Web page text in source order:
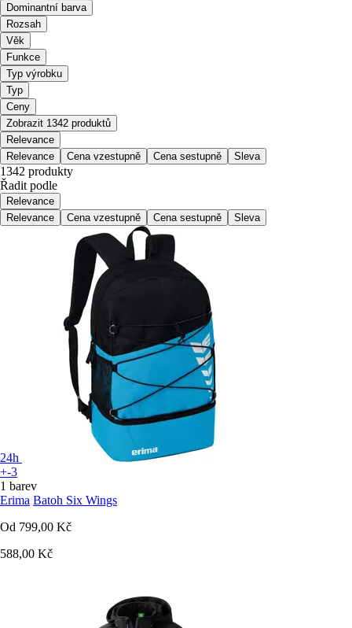
Dominantní barva
Rozsah
Věk
Funkce
Typ výrobku
Typ
Ceny
Zobrazit 1342 produktů
Relevance
Relevance
Cena vzestupně Cena sestupně Sleva
1342 produkty
Řadit podle
Relevance
Relevance
Cena vzestupně Cena sestupně Sleva
24h
+-3
1 barev
Erima Batoh Six Wings
Od 799,00 Kč
588,00 Kč